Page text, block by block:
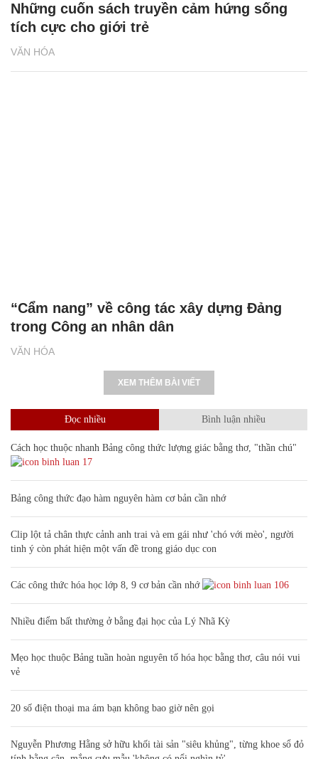
VĂN HÓA
Những cuốn sách truyền cảm hứng sống
tích cực cho giới trẻ
VĂN HÓA
“Cẩm nang” về công tác xây dựng Đảng
trong Công an nhân dân
XEM THÊM BÀI VIẾT
Đọc nhiều Bình luận nhiều
Cách học thuộc nhanh Bảng công thức lượng giác bằng thơ, "thần chú"
17
Bảng công thức đạo hàm nguyên hàm cơ bản cần nhớ
Clip lột tả chân thực cảnh anh trai và em gái như 'chó với mèo', người
tinh ý còn phát hiện một vấn đề trong giáo dục con
Các công thức hóa học lớp 8, 9 cơ bản cần nhớ 106
Nhiều điểm bất thường ở bằng đại học của Lý Nhã Kỳ
Mẹo học thuộc Bảng tuần hoàn nguyên tố hóa học bằng thơ, câu nói vui
vẻ
20 số điện thoại ma ám bạn không bao giờ nên gọi
Nguyễn Phương Hằng sở hữu khối tài sản "siêu khủng", từng khoe sổ đỏ